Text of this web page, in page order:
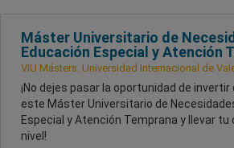
Máster Universitario de
Educación Especial y Atención
VIU Másters. Universidad Internacional de
¡No dejes pasar la oportunidad de
este Máster Universitario de
Especial y Atención Temprana y llevar
nivel!